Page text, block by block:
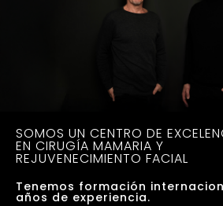
SOMOS UN CENTRO DE
EN CIRUGÍA MAMARIA Y
REJUVENECIMIENTO FACIAL
Tenemos formación
años de experiencia.